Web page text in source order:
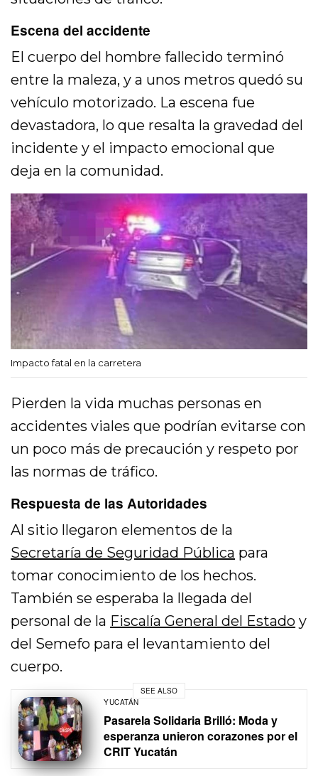
Escena del accidente
El cuerpo del hombre fallecido terminó
entre la maleza, y a unos metros quedó su
vehículo motorizado. La escena fue
devastadora, lo que resalta la gravedad del
incidente y el impacto emocional que
deja en la comunidad.
Impacto fatal en la carretera
Pierden la vida muchas personas en
accidentes viales que podrían evitarse con
un poco más de precaución y respeto por
las normas de tráfico.
Respuesta de las Autoridades
Al sitio llegaron elementos de la
Secretaría de Seguridad Pública para
tomar conocimiento de los hechos.
También se esperaba la llegada del
personal de la Fiscalía General del Estado y
del Semefo para el levantamiento del
cuerpo.
SEE ALSO
YUCATÁN
Pasarela Solidaria Brilló: Moda y
esperanza unieron corazones por el
CRIT Yucatán